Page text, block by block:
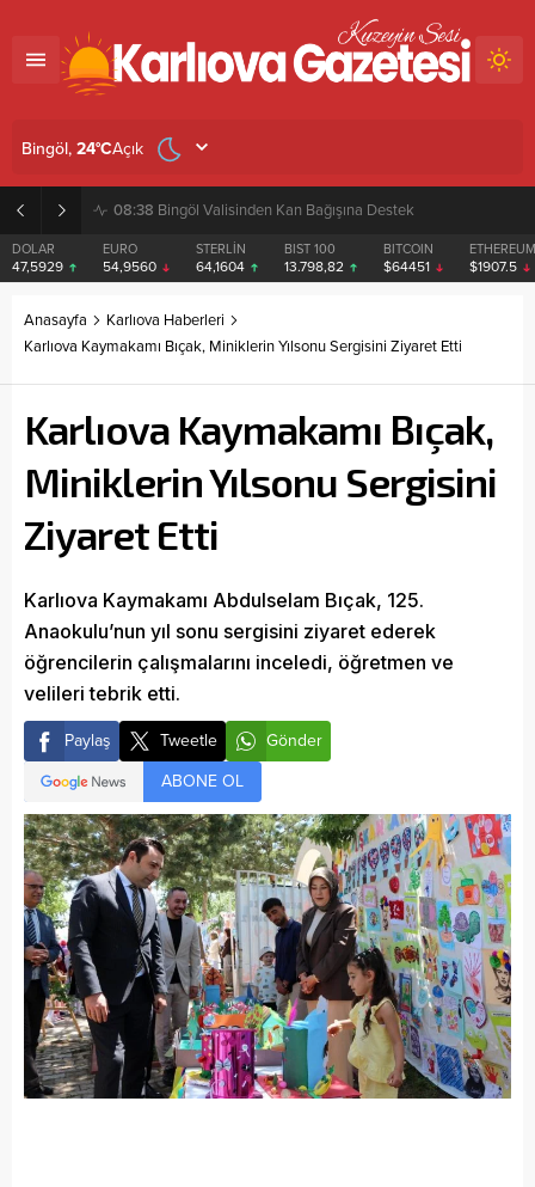
08:38 Bingöl Valisinden Kan Bağışına Destek
DOLAR
47,5929
EURO
54,9560
STERLİN
64,1604
BIST 100
13.798,82
BITCOIN
$64451
ETHEREUM
$1907.5
Bingöl, 24°CAçık
Anasayfa
Karlıova Haberleri
Karlıova Kaymakamı Bıçak, Miniklerin Yılsonu Sergisini Ziyaret Etti
Karlıova Kaymakamı Bıçak,
Miniklerin Yılsonu Sergisini
Ziyaret Etti
Karlıova Kaymakamı Abdulselam Bıçak, 125.
Anaokulu’nun yıl sonu sergisini ziyaret ederek
öğrencilerin çalışmalarını inceledi, öğretmen ve
velileri tebrik etti.
Paylaş Tweetle
Gönder
ABONE OL